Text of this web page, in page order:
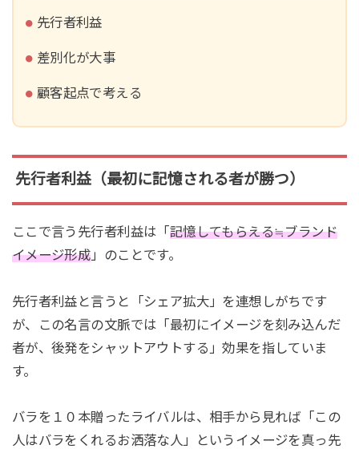
先行者利益
差別化が大事
顧客起点で考える
先行者利益（最初に記憶される者が勝つ）
ここで言う先行者利益は「記憶してもらえる≒ブランド
イメージ形成 」のことです。
先行者利益と言うと「シェア拡大」を連想しがちです
が、この名言の文脈では「最初にイメージを刻み込んだ
者が、後発をシャットアウトする」効果を指していま
す。
バラを１０本贈ったライバルは、相手から見れば「この
人はバラをくれるお洒落な人」というイメージを真っ先